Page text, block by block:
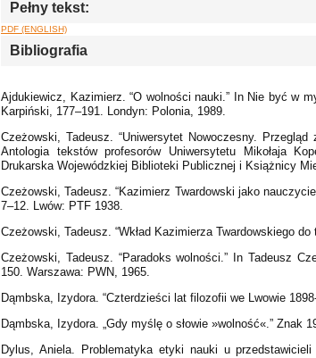
Pełny tekst:
PDF (ENGLISH)
Bibliografia
Ajdukiewicz, Kazimierz. “O wolności nauki.” In Nie być w
Karpiński, 177–191. Londyn: Polonia, 1989.
Czeżowski, Tadeusz. “Uniwersytet Nowoczesny.
Antologia tekstów profesorów Uniwersytetu Mikołaja
Drukarska Wojewódzkiej Biblioteki Publicznej i Książnicy
Czeżowski, Tadeusz. “Kazimierz Twardowski jako
7–12. Lwów: PTF 1938.
Czeżowski, Tadeusz. “Wkład Kazimierza Twardowskiego
Czeżowski, Tadeusz. “Paradoks wolności.” In Tadeusz
150. Warszawa: PWN, 1965.
Dąmbska, Izydora. “Czterdzieści lat filozofii we Lwowie
Dąmbska, Izydora. „Gdy myślę o słowie »wolność«.” Znak
Dylus, Aniela. Problematyka etyki nauki u